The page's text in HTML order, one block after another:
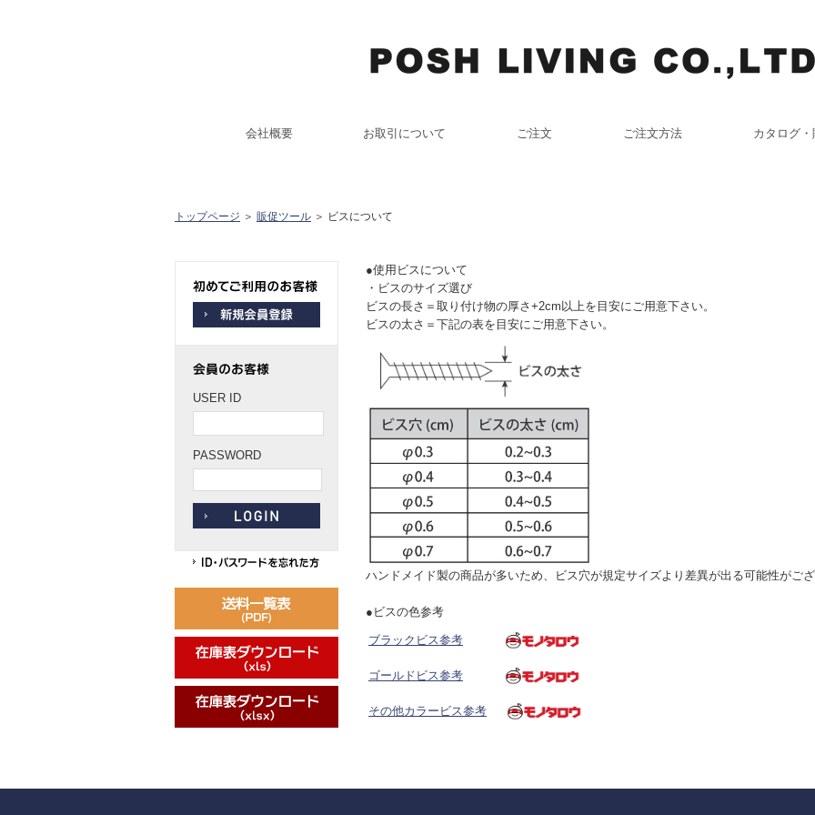
会社概要 お取引について ご注文 ご注文方法 カタログ・
トップページ ＞ 販促ツール ＞ ビスについて
USER ID
PASSWORD
●使用ビスについて
・ビスのサイズ選び
ビスの長さ＝取り付け物の厚さ+2cm以上を目安にご用意下さい。
ビスの太さ＝下記の表を目安にご用意下さい。
ハンドメイド製の商品が多いため、ビス穴が規定サイズより差異が出る可能性がご
●ビスの色参考
ブラックビス参考
ゴールドビス参考
その他カラービス参考